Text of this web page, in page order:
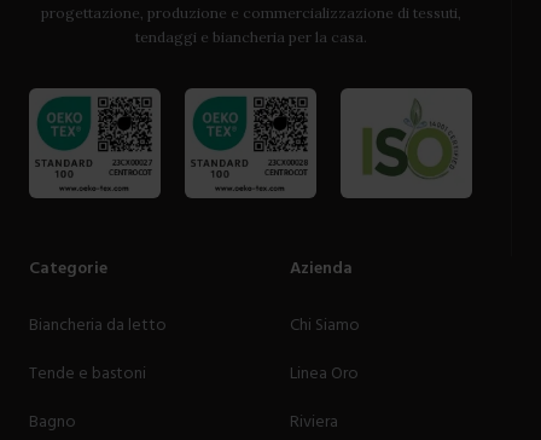
progettazione, produzione e commercializzazione di tessuti,
tendaggi e biancheria per la casa.
Categorie
Biancheria da letto
Tende e bastoni
Bagno
Azienda
Chi Siamo
Linea Oro
Riviera